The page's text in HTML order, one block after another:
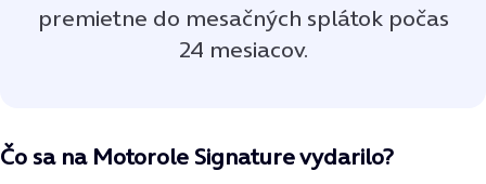
premietne do mesačných splátok počas
24 mesiacov.
Čo sa na Motorole Signature vydarilo?